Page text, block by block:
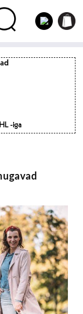
Sisse
logima
Ostukorvi
-iga